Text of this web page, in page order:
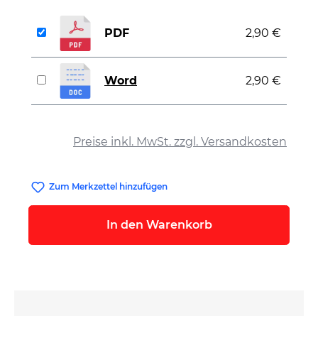
Preise inkl. MwSt. zzgl. Versandkosten
PDF 2,90 €
Word 2,90 €
Zum Merkzettel hinzufügen
In den Warenkorb